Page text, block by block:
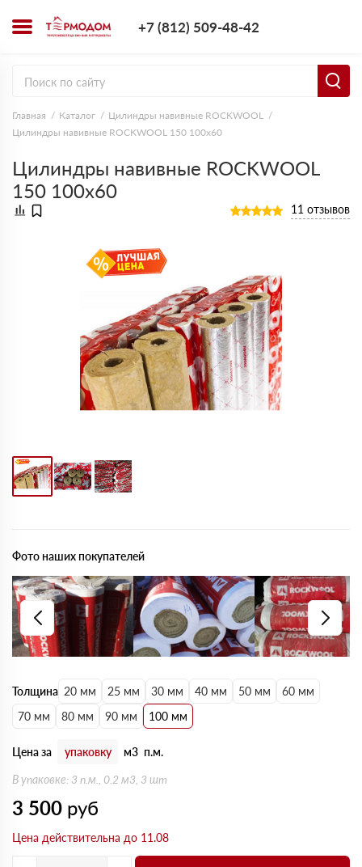
+7 (812) 509-48-42
Главная Каталог
Цилиндры навивные ROCKWOOL
Цилиндры навивные ROCKWOOL 150 100х60
Цилиндры навивные ROCKWOOL
150 100х60
11 отзывов
Толщина 20 мм 25 мм 30 мм 40 мм 50 мм
60 мм
70 мм
80 мм 90 мм 100 мм
Цена за упаковку м3 п.м.
В упаковке: 3 п.м., 0.2 м3, 3 шт
3 500 руб
Цена действительна до 11.08
Фото наших покупателей